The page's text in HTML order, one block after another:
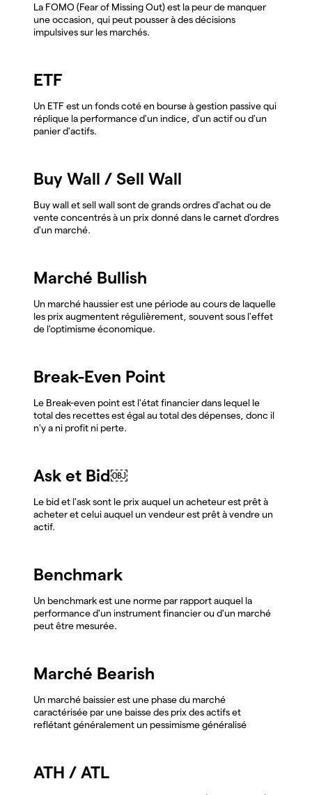
La FOMO (Fear of Missing Out) est la peur de manquer
une occasion, qui peut pousser à des décisions
impulsives sur les marchés.
ETF
Un ETF est un fonds coté en bourse à gestion passive qui
réplique la performance d'un indice, d'un actif ou d'un
panier d'actifs.
Buy Wall / Sell Wall
Buy wall et sell wall sont de grands ordres d'achat ou de
vente concentrés à un prix donné dans le carnet d'ordres
d'un marché.
Marché Bullish
Un marché haussier est une période au cours de laquelle
les prix augmentent régulièrement, souvent sous l'effet
de l'optimisme économique.
Break-Even Point
Le Break-even point est l'état financier dans lequel le
total des recettes est égal au total des dépenses, donc il
n'y a ni profit ni perte.
Ask et Bid￼
Le bid et l'ask sont le prix auquel un acheteur est prêt à
acheter et celui auquel un vendeur est prêt à vendre un
actif.
Benchmark
Un benchmark est une norme par rapport auquel la
performance d'un instrument financier ou d'un marché
peut être mesurée.
Marché Bearish
Un marché baissier est une phase du marché
caractérisée par une baisse des prix des actifs et
reflétant généralement un pessimisme généralisé
ATH / ATL